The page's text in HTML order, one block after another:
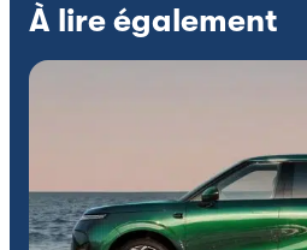
À lire également